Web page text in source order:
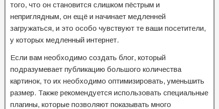
того, что он становится слишком пёстрым и
неприглядным, он ещё и начинает медленней
загружаться, и это особо чувствуют те ваши посетители,
у которых медленный интернет.
Если вам необходимо создать блог, который
подразумевает публикацию большого количества
картинок, то их необходимо оптимизировать, уменьшить
размер. Также рекомендуется использовать специальные
плагины, которые позволяют показывать много